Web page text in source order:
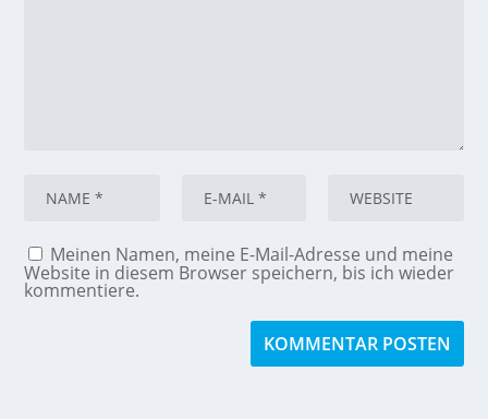
Meinen Namen, meine E-Mail-Adresse und meine
Website in diesem Browser speichern, bis ich wieder
kommentiere.